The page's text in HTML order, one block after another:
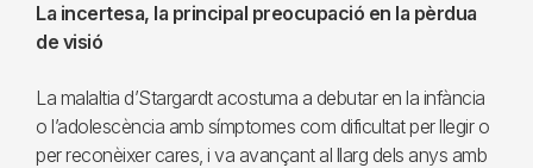
La incertesa, la principal preocupació en la pèrdua
de visió
La malaltia d’Stargardt acostuma a debutar en la infància
o l’adolescència amb símptomes com dificultat per llegir o
per reconèixer cares, i va avançant al llarg dels anys amb